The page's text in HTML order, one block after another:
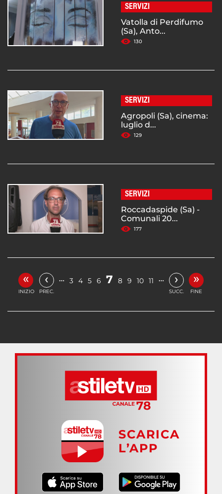
SERVIZI
Vatolla di Perdifumo
(Sa), Anto...
130
SERVIZI
Agropoli (Sa), cinema:
luglio d...
129
SERVIZI
Roccadaspide (Sa) -
Comunali 20...
177
«
INIZIO
‹
PREC.
… 3 4 5 6 7 8 9 10 11 … ›
SUCC.
»
FINE
SCARICA
L’APP